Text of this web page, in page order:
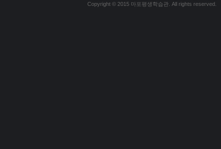
Copyright © 2015 마포평생학습관. All rights reserved.